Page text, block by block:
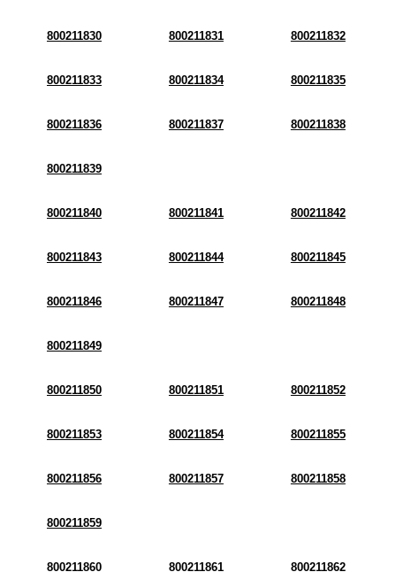
800211830 800211831 800211832
800211833 800211834 800211835
800211836 800211837 800211838
800211839
800211840 800211841 800211842
800211843 800211844 800211845
800211846 800211847 800211848
800211849
800211850 800211851 800211852
800211853 800211854 800211855
800211856 800211857 800211858
800211859
800211860 800211861 800211862